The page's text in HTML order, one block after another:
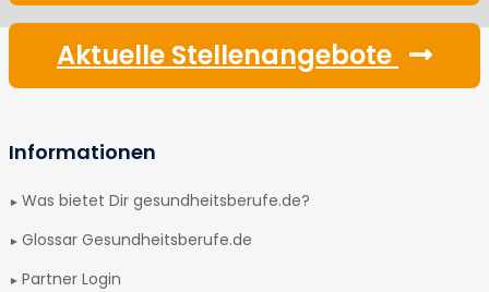
Aktuelle Stellenangebote
Informationen
Was bietet Dir gesundheitsberufe.de?
Glossar Gesundheitsberufe.de
Partner Login